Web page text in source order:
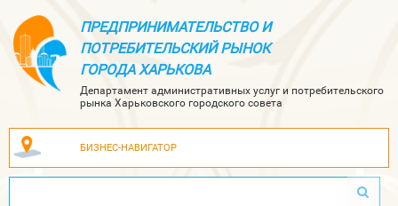
ПРЕДПРИНИМАТЕЛЬСТВО И
ПОТРЕБИТЕЛЬСКИЙ РЫНОК
ГОРОДА ХАРЬКОВА
Департамент административных услуг и потребительского
рынка Харьковского городского совета
БИЗНЕС-НАВИГАТОР